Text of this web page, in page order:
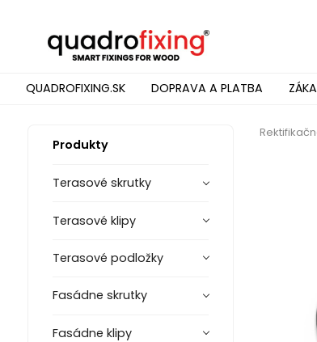
QUADROFIXING.SK DOPRAVA A PLATBA
Produkty
Terasové skrutky
Terasové klipy
Terasové podložky
Fasádne skrutky
Fasádne klipy